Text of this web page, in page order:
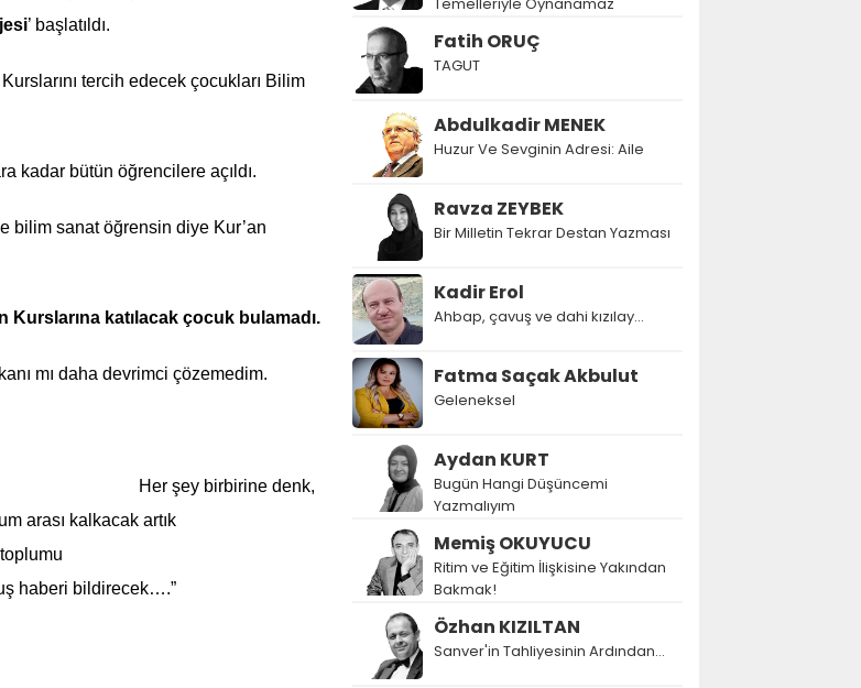
’ başlatıldı.
tercih edecek çocukları Bilim
kadar bütün öğrencilere açıldı.
bilim sanat öğrensin diye Kur’an
Kurslarına katılacak çocuk bulamadı.
mı daha devrimci çözemedim.
Her şey birbirine denk,
kalkacak artık
bildirecek….”
Fatih ORUÇ
TAGUT
Abdulkadir MENEK
Huzur Ve Sevginin Adresi: Aile
Ravza ZEYBEK
Bir Milletin Tekrar Destan Yazması
Kadir Erol
Ahbap, çavuş ve dahi kızılay...
Fatma Saçak Akbulut
Geleneksel
Aydan KURT
Bugün Hangi Düşüncemi
Yazmalıyım
Memiş OKUYUCU
Ritim ve Eğitim İlişkisine Yakından
Bakmak!
Özhan KIZILTAN
Sanver'in Tahliyesinin Ardından…